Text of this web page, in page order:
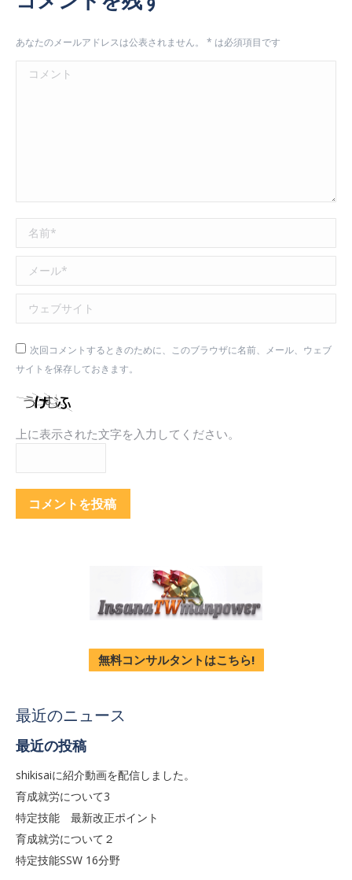
あなたのメールアドレスは公表されません。 * は必須項目です
コメント
名前 *
メール *
ウェブサイト
次回コメントするときのために、このブラウザに名前、メール、ウェブ
サイトを保存しておきます。
上に表示された文字を入力してください。
コメントを投稿
無料コンサルタントはこちら!
最近のニュース
最近の投稿
shikisaiに紹介動画を配信しました。
育成就労について3
特定技能 最新改正ポイント
育成就労について２
特定技能SSW 16分野